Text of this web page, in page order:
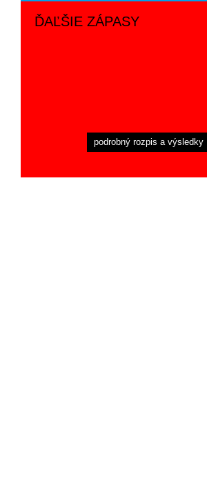
ĎAĽŠIE ZÁPASY
podrobný rozpis a výsledky